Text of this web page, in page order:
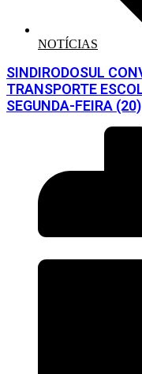
NOTÍCIAS
SINDIRODOSUL
TRANSPORTE
SEGUNDA-FEIRA (20)